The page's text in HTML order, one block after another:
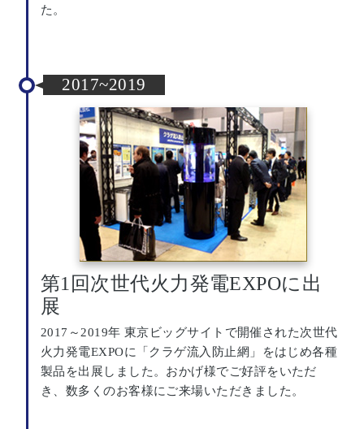
た。
2017~2019
第1回次世代火力発電EXPOに出
展
2017～2019年 東京ビッグサイトで開催された次世代
火力発電EXPOに「クラゲ流入防止網」をはじめ各種
製品を出展しました。おかげ様でご好評をいただ
き、数多くのお客様にご来場いただきました。